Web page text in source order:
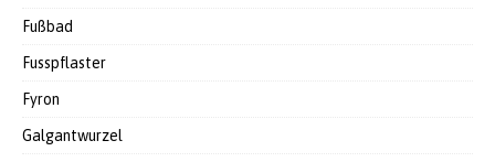
Fußbad
Fusspflaster
Fyron
Galgantwurzel